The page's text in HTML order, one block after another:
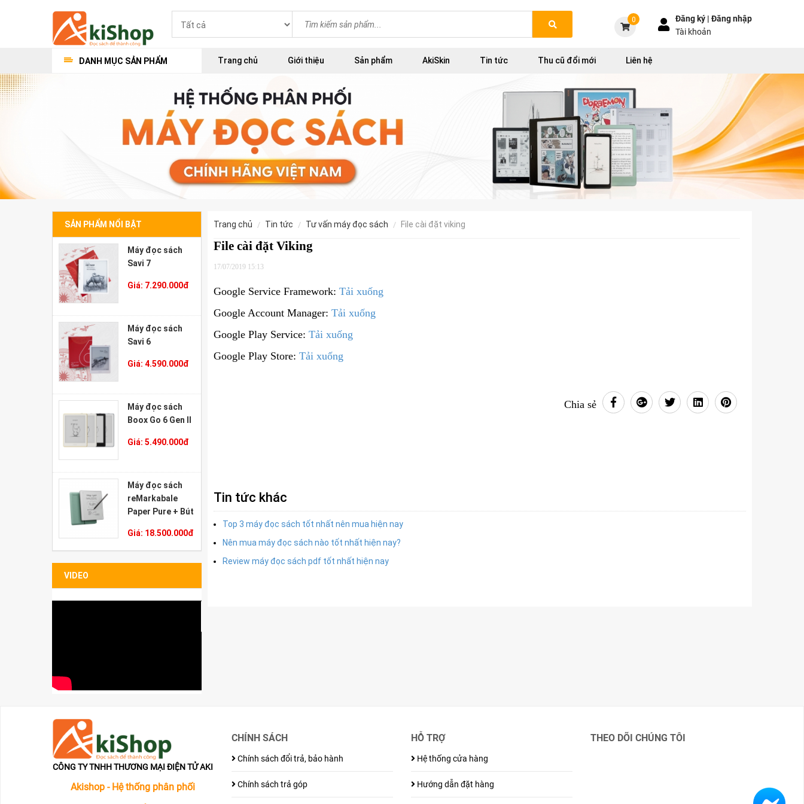
0 Đăng ký |Đăng nhập
Tài khoản
DANH MỤC SẢN PHẨM Trang chủ Giới thiệu Sản phẩm AkiSkin Tin tức Thu cũ đổi mới Liên hệ
SẢN PHẨM NỔI BẬT
Máy đọc sách
Savi 7
Giá: 7.290.000đ
Máy đọc sách
Savi 6
Giá: 4.590.000đ
Máy đọc sách
Boox Go 6 Gen II
Giá: 5.490.000đ
Máy đọc sách
reMarkabale
Paper Pure + Bút
Bao đựng Sleeve
Folio
Giá: 18.500.000đ
VIDEO
trang chủ tin tức tư vấn máy đọc sách file cài đặt viking
File cài đặt Viking
17/07/2019 15:13
Google Service Framework: Tải xuống
Google Account Manager: Tải xuống
Google Play Service: Tải xuống
Google Play Store: Tải xuống
Chia sẻ
Tin tức khác
Top 3 máy đọc sách tốt nhất nên mua hiện nay
Nên mua máy đọc sách nào tốt nhất hiện nay?
Review máy đọc sách pdf tốt nhất hiện nay
CÔNG TY TNHH THƯƠNG MẠI ĐIỆN TỬ AKI
Akishop - Hệ thống phân phối
CHÍNH SÁCH
Chính sách đổi trả, bảo hành
Chính sách trả góp
HỖ TRỢ
Hệ thống cửa hàng
Hướng dẫn đặt hàng
THEO DÕI CHÚNG TÔI